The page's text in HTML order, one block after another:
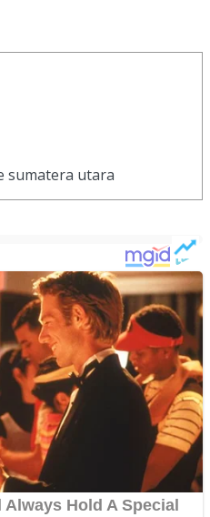
sumatera utara